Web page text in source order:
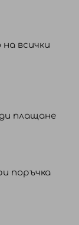
COCONUT
CITRIC
ALPHA-
STARCH
SOJA
всички
плащане
поръчка